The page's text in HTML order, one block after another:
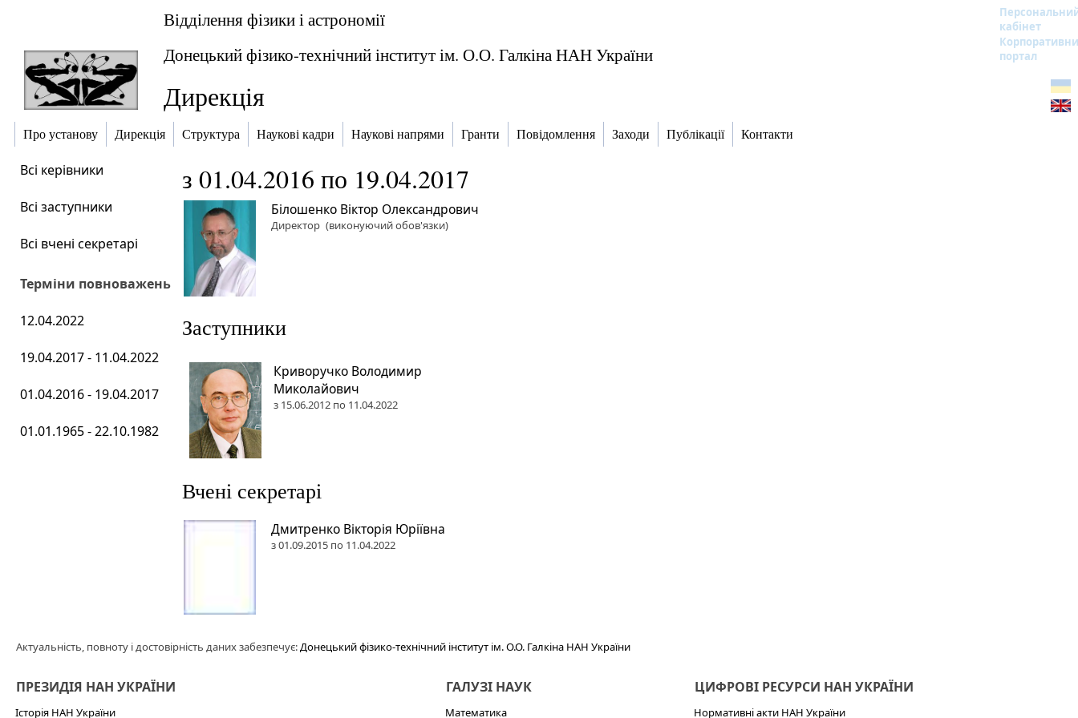
Відділення фізики і астрономії
кабінет
портал
Донецький фізико-технічний інститут ім. О.О. Галкіна НАН України
Дирекція
Про установу Дирекція Структура Наукові кадри Наукові напрями Гранти Повідомлення Заходи Публікації Контакти
Всі керівники
Всі заступники
Всі вчені секретарі
Терміни повноважень
12.04.2022
19.04.2017 - 11.04.2022
01.04.2016 - 19.04.2017
01.01.1965 - 22.10.1982
з 01.04.2016 по 19.04.2017
Білошенко Віктор Олександрович
Директор (виконуючий обов'язки)
Заступники
Криворучко Володимир
Миколайович
з 15.06.2012 по 11.04.2022
Вчені секретарі
Дмитренко Вікторія Юріївна
з 01.09.2015 по 11.04.2022
Актуальність, повноту і достовірність даних забезпечує:Донецький фізико-технічний інститут ім. О.О. Галкіна НАН України
ПРЕЗИДІЯ НАН УКРАЇНИ
Історія НАН України
ГАЛУЗІ НАУК
Математика
ЦИФРОВІ РЕСУРСИ НАН УКРАЇНИ
Нормативні акти НАН України